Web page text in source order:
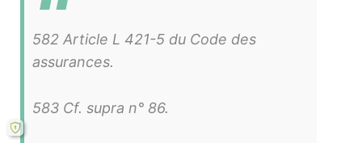
582 Article L 421-5 du Code des
assurances.
583 Cf. supra n° 86.